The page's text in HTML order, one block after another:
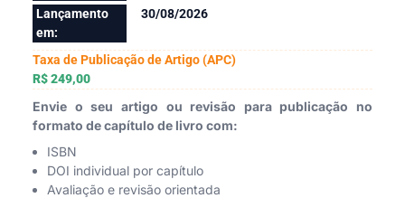
Lançamento
em:
30/08/2026
Taxa de Publicação de Artigo (APC)
R$ 249,00
Envie o seu artigo ou revisão para publicação no
formato de capítulo de livro com:
ISBN
DOI individual por capítulo
Avaliação e revisão orientada